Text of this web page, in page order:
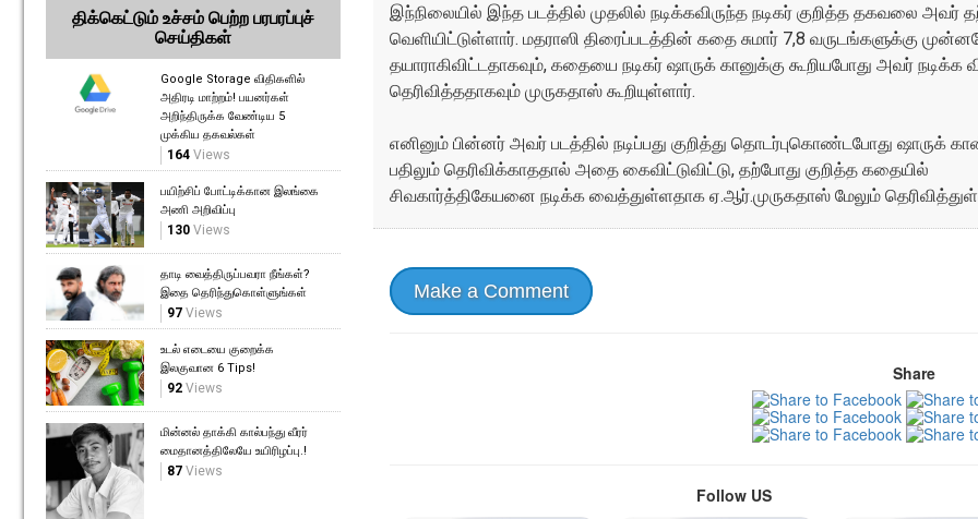
இந்நிலையில் இந்த படத்தில் முதலில் நடிக்கவிருந்த நடிகர் குறித்த தகவலை அவர்
வெளியிட்டுள்ளார். மதராஸி திரைப்படத்தின் கதை சுமார் 7,8 வருடங்களுக்கு
தயாராகிவிட்டதாகவும், கதையை நடிகர் ஷாருக் கானுக்கு கூறியபோது அவர் நடிக்க
தெரிவித்ததாகவும் முருகதாஸ் கூறியுள்ளார்.
எனினும் பின்னர் அவர் படத்தில் நடிப்பது குறித்து தொடர்புகொண்டபோது ஷாருக்
பதிலும் தெரிவிக்காததால் அதை கைவிட்டுவிட்டு, தற்போது குறித்த கதையில்
சிவகார்த்திகேயனை நடிக்க வைத்துள்ளதாக ஏ.ஆர்.முருகதாஸ் மேலும்
Make a Comment
Share
Follow US
திக்கெட்டும் உச்சம் பெற்ற பரபரப்புச்
செய்திகள்
Google Storage விதிகளில்
அதிரடி மாற்றம்! பயனர்கள்
அறிந்திருக்க வேண்டிய 5
முக்கிய தகவல்கள்
164 Views
பயிற்சிப் போட்டிக்கான இலங்கை
அணி அறிவிப்பு
130 Views
தாடி வைத்திருப்பவரா நீங்கள்?
இதை தெரிந்துகொள்ளுங்கள்
97 Views
உடல் எடையை குறைக்க
இலகுவான 6 Tips!
92 Views
மின்னல் தாக்கி கால்பந்து வீரர்
மைதானத்திலேயே உயிரிழப்பு.!
87 Views